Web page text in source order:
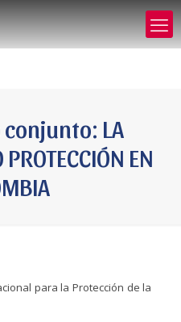
LA
EN
para la Protección de la